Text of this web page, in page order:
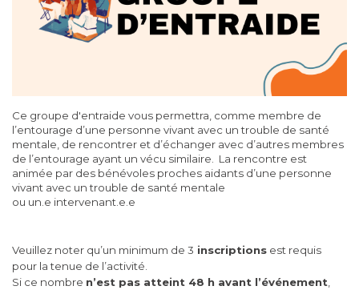
Ce groupe d'entraide vous permettra, comme membre de
l’entourage d’une personne vivant avec un trouble de santé
mentale, de rencontrer et d’échanger avec d’autres membres
de l’entourage ayant un vécu similaire. La rencontre est
animée par des bénévoles proches aidants d’une personne
vivant avec un trouble de santé mentale
ou un.e intervenant.e.e
Veuillez noter qu’un minimum de 3 inscriptions est requis
pour la tenue de l’activité.
Si ce nombre n’est pas atteint 48 h avant l’événement,